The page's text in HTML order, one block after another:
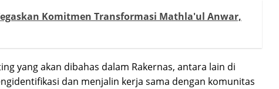
Komitmen Transformasi Mathla'ul Anwar,
yang akan dibahas dalam Rakernas, antara lain di
dan menjalin kerja sama dengan komunitas